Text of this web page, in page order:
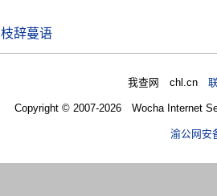
枝辞蔓语
我查网 chl.cn
Copyright © 2007-2026 Wocha Internet
渝公网安